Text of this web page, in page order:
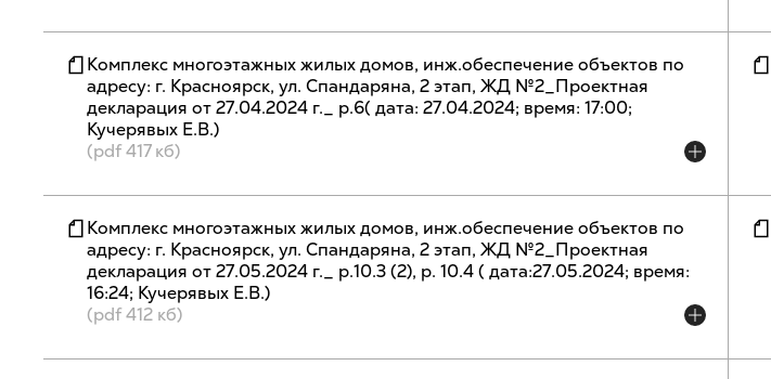
Комплекс многоэтажных жилых домов, инж.обеспечение объектов по
адресу: г. Красноярск, ул. Спандаряна, 2 этап, ЖД №2_Проектная
декларация от 27.04.2024 г._ р.6( дата: 27.04.2024; время: 17:00;
Кучерявых Е.В.)
(pdf 417 кб)
Комплекс многоэтажных жилых домов, инж.обеспечение объектов по
адресу: г. Красноярск, ул. Спандаряна, 2 этап, ЖД №2_Проектная
декларация от 27.05.2024 г._ р.10.3 (2), р. 10.4 ( дата:27.05.2024; время:
16:24; Кучерявых Е.В.)
(pdf 412 кб)